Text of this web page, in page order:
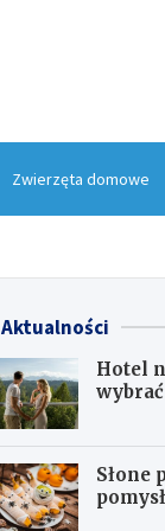
Zwierzęta domowe
Aktualności
Hotel
Słone